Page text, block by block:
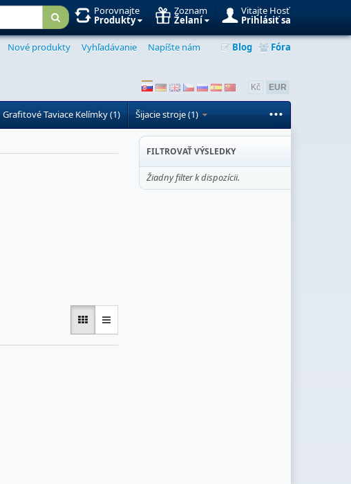
Vitajte Hosť
Prihlásiť sa
Zoznam
Želaní
Porovnajte
Produkty
Nové produkty Vyhľadávanie Napíšte nám Blog Fóra
Kč EUR
Grafitové Taviace Kelímky (1) Šijacie stroje (1) ...
FILTROVAŤ VÝSLEDKY
Žiadny filter k dispozícii.